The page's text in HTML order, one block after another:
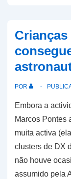
Terra
aterrou
em
POR
Embora a
Marcos Pontes
muita activa
clusters de DX
não houve
assumido pela